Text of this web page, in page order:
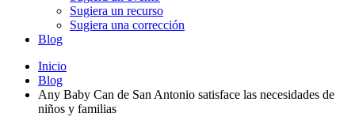
Sugiera un recurso
Sugiera una corrección
Blog
Inicio
Blog
Any Baby Can de San Antonio satisface las necesidades de
niños y familias